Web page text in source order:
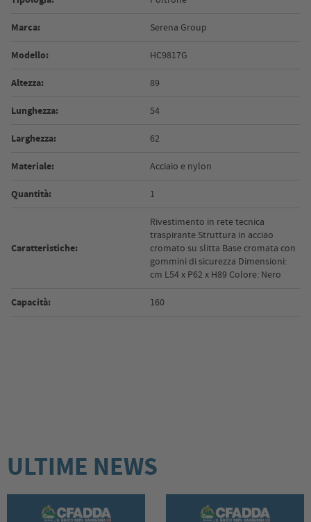
Marca: Serena Group
Modello: HC9817G
Altezza: 89
Lunghezza: 54
Larghezza: 62
Materiale: Acciaio e nylon
Quantità: 1
Caratteristiche:
Rivestimento in rete tecnica
traspirante Struttura in acciao
cromato su slitta Base cromata con
gommini di sicurezza Dimensioni:
cm L54 x P62 x H89 Colore: Nero
Capacità: 160
ULTIME NEWS